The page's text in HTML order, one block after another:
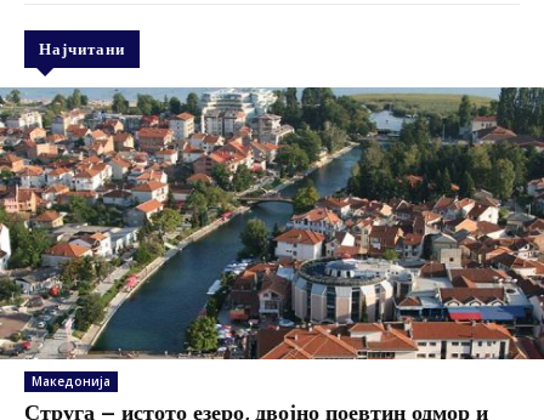
Најчитани
Македонија
Струга – истото езеро, двојно поевтин одмор и